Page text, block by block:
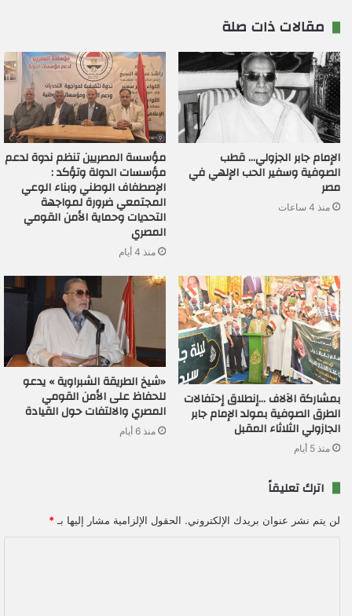
مقالات ذات صلة
الإمام جابر الجزولي… قطب
الصوفية وسفير الحب الإلهي في
مصر
منذ 4 ساعات
مؤسسة المصريين تنظم ندوة لدعم
مؤسسات الدولة وتؤكد :
الإصطفاف الوطني وبناء الوعي
المجتمعي ضرورة لمواجهة
التحديات وحماية الأمن القومي
المصري
منذ 4 أيام
بمشاركة الآلاف …إنطلاق إحتفالات
الطرق الصوفية بمولد الإمام جابر
الجازولي الثلاثاء المقبل
منذ 5 أيام
«شيخ الطريقة الشبراوية » يدعو
للحفاظ على الأمن القومي
المصري والالتفات حول القيادة
منذ 6 أيام
اترك تعليقاً
لن يتم نشر عنوان بريدك الإلكتروني. الحقول الإلزامية مشار إليها بـ *